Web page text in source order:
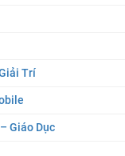
Trí
Giáo Dục